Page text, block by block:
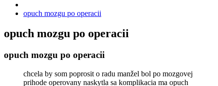
opuch mozgu po operacii
opuch mozgu po operacii
opuch mozgu po operacii
chcela by som poprosit o radu manžel bol po mozgovej
prihode operovany naskytla sa komplikacia ma opuch